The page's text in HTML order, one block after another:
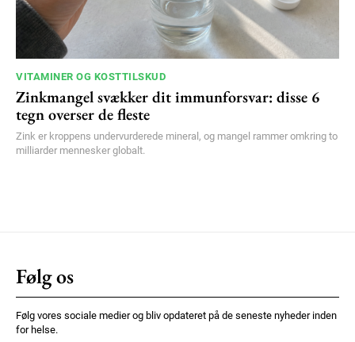
VITAMINER OG KOSTTILSKUD
Zinkmangel svækker dit immunforsvar: disse 6
tegn overser de fleste
Zink er kroppens undervurderede mineral, og mangel rammer omkring to
milliarder mennesker globalt.
Følg os
Følg vores sociale medier og bliv opdateret på de seneste nyheder inden
for helse.